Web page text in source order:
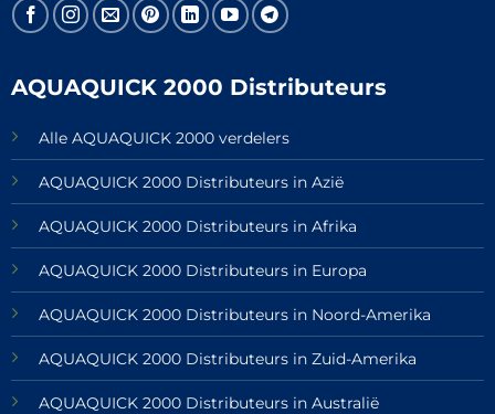
AQUAQUICK 2000 Distributeurs
Alle AQUAQUICK 2000 verdelers
AQUAQUICK 2000 Distributeurs in Azië
AQUAQUICK 2000 Distributeurs in Afrika
AQUAQUICK 2000 Distributeurs in Europa
AQUAQUICK 2000 Distributeurs in Noord-Amerika
AQUAQUICK 2000 Distributeurs in Zuid-Amerika
AQUAQUICK 2000 Distributeurs in Australië